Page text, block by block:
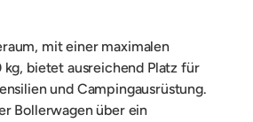
mit einer maximalen
bietet ausreichend Platz für
und Campingausrüstung.
Bollerwagen über ein